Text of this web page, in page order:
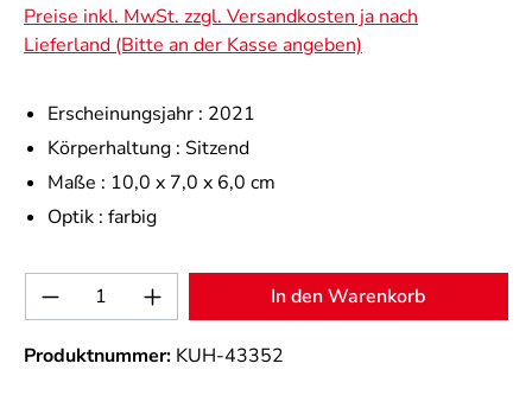
Preise inkl. MwSt. zzgl. Versandkosten ja nach
Lieferland (Bitte an der Kasse angeben)
Erscheinungsjahr : 2021
Körperhaltung : Sitzend
Maße : 10,0 x 7,0 x 6,0 cm
Optik : farbig
Produkt Anzahl: Gib den gewünschten
In den Warenkorb
Produktnummer: KUH-43352